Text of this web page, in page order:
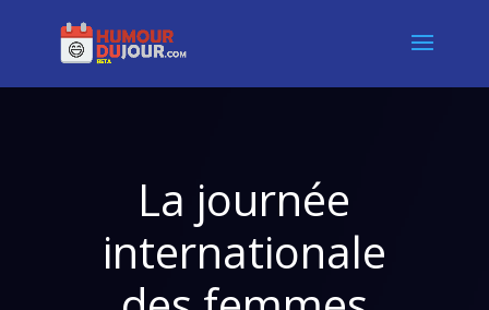
La journée
internationale